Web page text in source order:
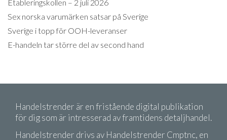
Etableringskollen – 2 juli 2026
Sex norska varumärken satsar på Sverige
Sverige i topp för OOH-leveranser
E-handeln tar större del av second hand
Handelstrender är en fristående digital publikation
för dig som är intresserad av framtidens detaljhandel.
Handelstrender drivs av Handelstrender Cmptnc, en